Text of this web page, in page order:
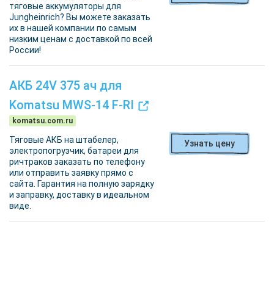
тяговые аккумуляторы для
Jungheinrich? Вы можете заказать
их в нашей компании по самым
низким ценам с доставкой по всей
России!
АКБ 24V 375 ач для
Komatsu MWS-14 F-RI
komatsu.com.ru
Тяговые АКБ на штабелер,
электропогрузчик, батареи для
ричтраков заказать по телефону
или отправить заявку прямо с
сайта. Гарантия на полную зарядку
и заправку, доставку в идеальном
виде.
Узнать цену